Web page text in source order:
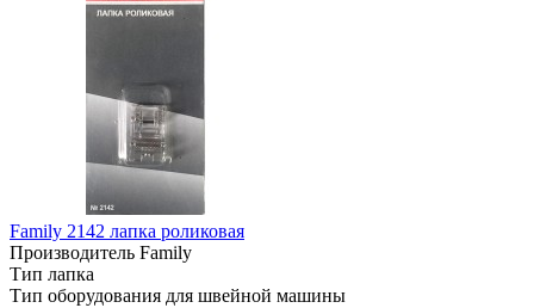
Family 2142 лапка роликовая
Производитель Family
Тип лапка
Тип оборудования для швейной машины